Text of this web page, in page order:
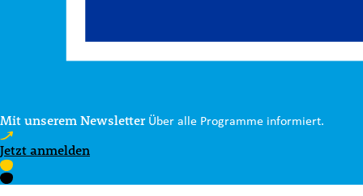
Mit unserem Newsletter Über alle Programme informiert.
Jetzt anmelden